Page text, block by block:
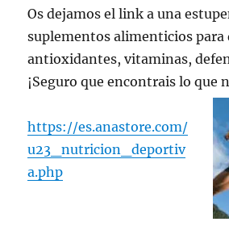
Os dejamos el link a una
suplementos alimenticios para
antioxidantes, vitaminas,
¡Seguro que encontrais lo que
https://es.anastore.com/
u23_nutricion_deportiv
a.php